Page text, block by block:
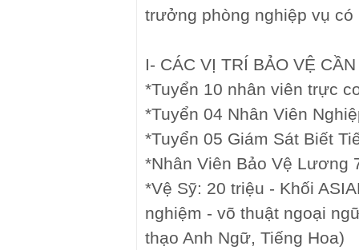
trưởng phòng nghiệp vụ có
I- CÁC VỊ TRÍ BẢO VỆ
*Tuyển 10 nhân viên trực
*Tuyển 04 Nhân Viên
*Tuyển 05 Giám Sát Biết
*Nhân Viên Bảo Vệ Lương
*Vệ Sỹ: 20 triệu - Khối
nghiệm - võ thuật ngoại
thạo Anh Ngữ, Tiếng Hoa)